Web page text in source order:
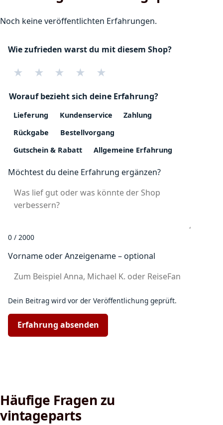
Noch keine veröffentlichten Erfahrungen.
Wie zufrieden warst du mit diesem Shop?
★ ★ ★ ★ ★
Worauf bezieht sich deine Erfahrung?
Lieferung Kundenservice
Zahlung
Rückgabe
Bestellvorgang
Gutschein & Rabatt
Allgemeine Erfahrung
Möchtest du deine Erfahrung ergänzen?
0 / 2000
Vorname oder Anzeigename – optional
Dein Beitrag wird vor der Veröffentlichung geprüft.
Erfahrung absenden
Häufige Fragen zu
vintageparts